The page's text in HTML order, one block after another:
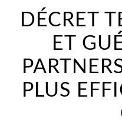
DÉCRET
ET
PLUS